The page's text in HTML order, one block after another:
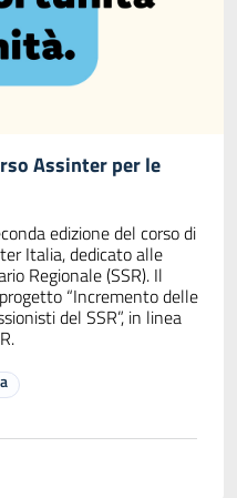
Assinter per le
edizione del corso di
Italia, dedicato alle
Regionale (SSR). Il
“Incremento delle
del SSR”, in linea